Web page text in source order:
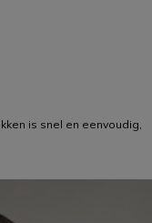
is snel en eenvoudig,